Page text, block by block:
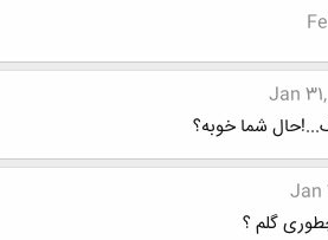
Jan
شما خوبه؟
Jan
گلم ؟